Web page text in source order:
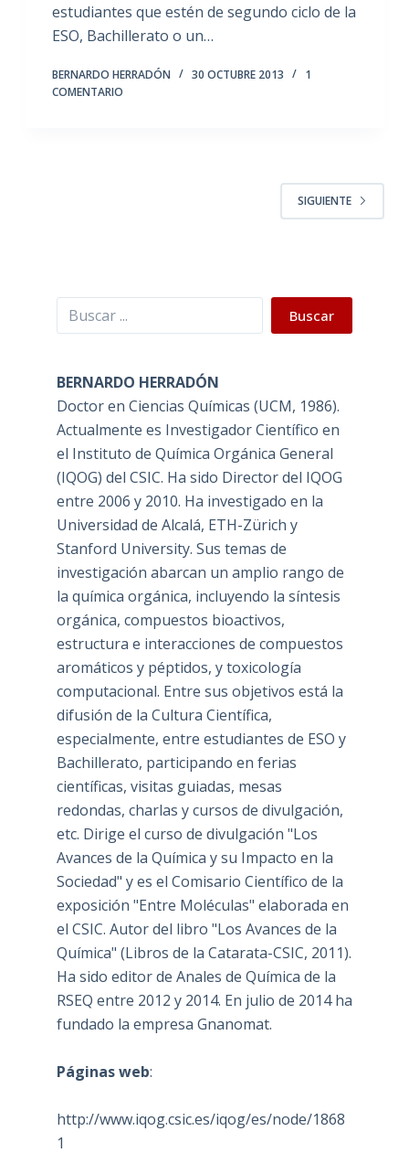
estudiantes que estén de segundo ciclo de la
ESO, Bachillerato o un…
BERNARDO HERRADÓN 30 OCTUBRE 2013
1
COMENTARIO
SIGUIENTE
Buscar Buscar
BERNARDO HERRADÓN
Doctor en Ciencias Químicas (UCM, 1986).
Actualmente es Investigador Científico en
el Instituto de Química Orgánica General
(IQOG) del CSIC. Ha sido Director del IQOG
entre 2006 y 2010. Ha investigado en la
Universidad de Alcalá, ETH-Zürich y
Stanford University. Sus temas de
investigación abarcan un amplio rango de
la química orgánica, incluyendo la síntesis
orgánica, compuestos bioactivos,
estructura e interacciones de compuestos
aromáticos y péptidos, y toxicología
computacional. Entre sus objetivos está la
difusión de la Cultura Científica,
especialmente, entre estudiantes de ESO y
Bachillerato, participando en ferias
científicas, visitas guiadas, mesas
redondas, charlas y cursos de divulgación,
etc. Dirige el curso de divulgación "Los
Avances de la Química y su Impacto en la
Sociedad" y es el Comisario Científico de la
exposición "Entre Moléculas" elaborada en
el CSIC. Autor del libro "Los Avances de la
Química" (Libros de la Catarata-CSIC, 2011).
Ha sido editor de Anales de Química de la
RSEQ entre 2012 y 2014. En julio de 2014 ha
fundado la empresa Gnanomat.
Páginas web:
http://www.iqog.csic.es/iqog/es/node/1868
1